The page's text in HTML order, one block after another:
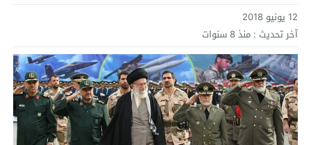
12 يونيو 2018
آخر تحديث : منذ 8 سنوات